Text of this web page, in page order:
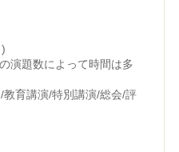
演題数によって時間は多
育講演/特別講演/総会/評